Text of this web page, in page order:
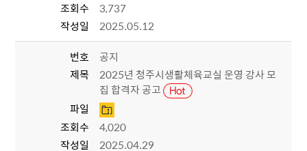
조회수
3,737
작성일
2025.05.12
번호
공지
제목
2025년 청주시생활체육교실 운영 강사 모
집 합격자 공고
파일
조회수
4,020
작성일
2025.04.29